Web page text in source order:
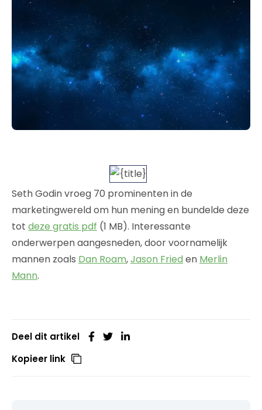
Seth Godin vroeg 70 prominenten in de
marketingwereld om hun mening en bundelde deze
tot deze gratis pdf (1 MB). Interessante
onderwerpen aangesneden, door voornamelijk
mannen zoals Dan Roam,Jason Fried en Merlin
Mann.
Deel dit artikel
Kopieer link